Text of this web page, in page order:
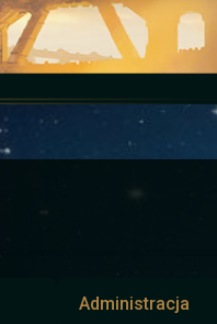
Administracja